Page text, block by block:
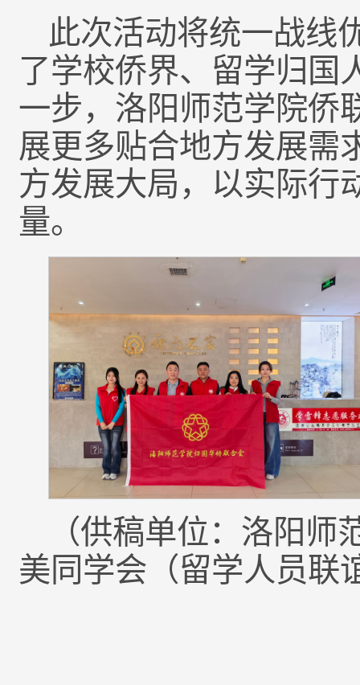
此次活动将统一战线
了学校侨界、留学归国
一步，洛阳师范学院侨
展更多贴合地方发展需
方发展大局，以实际行
量。
（供稿单位：洛阳
美同学会（留学人员联